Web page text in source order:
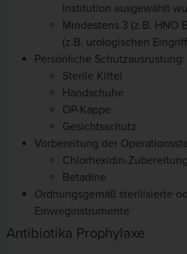
Institution ausgewählt
Mindestens 3 (z.B. HNO
(z.B. urologischen
Persönliche Schutzausrüstung:
Sterile Kittel
Handschuhe
OP-Kappe
Gesichtsschutz
Vorbereitung der
Chlorhexidin-Zubereitung
Betadine
Ordnungsgemäß sterilisierte
Einweginstrumente
Antibiotika Prophylaxe